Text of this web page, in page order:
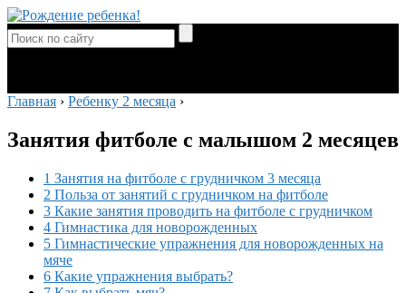
Главная › Ребенку 2 месяца ›
Занятия фитболе с малышом 2 месяцев
1 Занятия на фитболе с грудничком 3 месяца
2 Польза от занятий с грудничком на фитболе
3 Какие занятия проводить на фитболе с грудничком
4 Гимнастика для новорожденных
5 Гимнастические упражнения для новорожденных на
мяче
6 Какие упражнения выбрать?